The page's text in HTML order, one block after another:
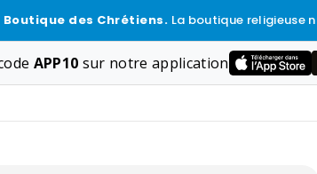
Boutique des Chrétiens. La boutique religieuse
APP10 sur notre application